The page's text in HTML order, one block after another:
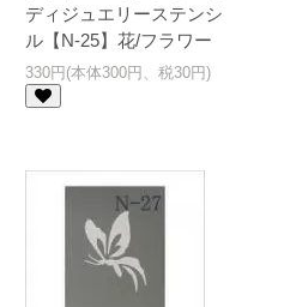
ディジュエリーステンシ
ル【N-25】花/フラワー
330円(本体300円、税30円)